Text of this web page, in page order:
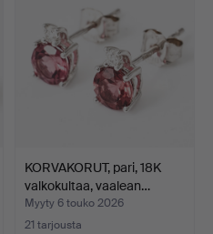
KORVAKORUT, pari, 18K
valkokultaa, vaalean…
Myyty 6 touko 2026
21 tarjousta